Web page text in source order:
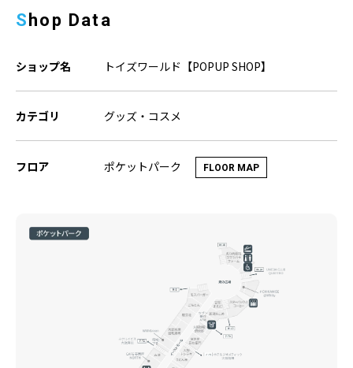
Shop Data
ショップ名 トイズワールド【POPUP SHOP】
カテゴリ グッズ・コスメ
フロア ポケットパーク FLOOR MAP